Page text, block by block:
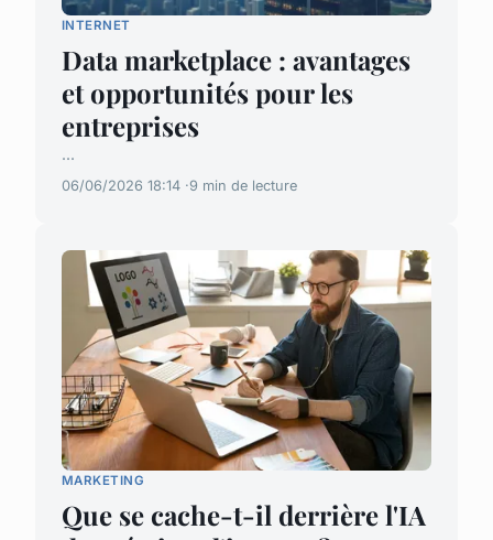
INTERNET
Data marketplace : avantages
et opportunités pour les
entreprises
...
06/06/2026 18:14 9 min de lecture
MARKETING
Que se cache-t-il derrière l'IA